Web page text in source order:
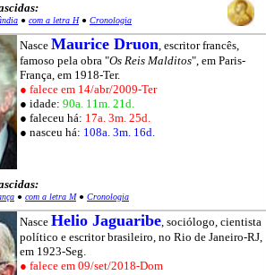
● com a letra H● Cronologia
Nasce Maurice Druon, escritor francês,
famoso pela obra "Os Reis Malditos", em Paris-
França, em 1918-Ter.
● falece em 14/abr/2009-Ter
● idade: 90a. 11m. 21d.
● faleceu há: 17a. 3m. 25d.
● nasceu há: 108a. 3m. 16d.
● com a letra M● Cronologia
Nasce Helio Jaguaribe, sociólogo, cientista
político e escritor brasileiro, no Rio de Janeiro-RJ,
em 1923-Seg.
● falece em 09/set/2018-Dom